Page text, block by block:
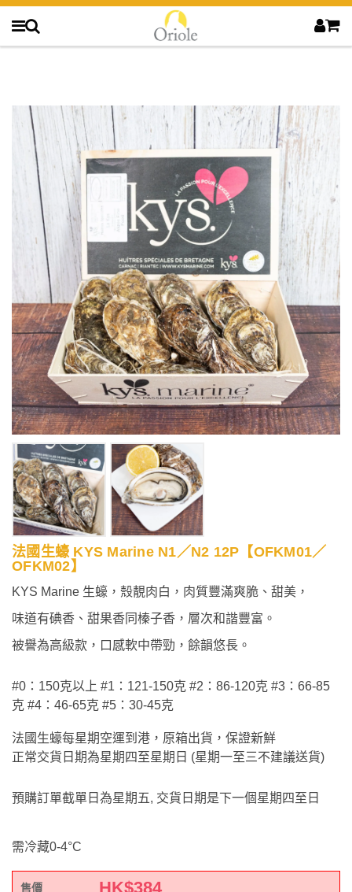
法國生蠔 KYS Marine N1／N2 12P【OFKM01／
OFKM02】
KYS Marine 生蠔，殼靚肉白，肉質豐滿爽脆、甜美，
味道有碘香、甜果香同榛子香，層次和諧豐富。
被譽為高級款，口感軟中帶勁，餘韻悠長。
#0：150克以上 #1：121-150克 #2：86-120克 #3：66-85
克 #4：46-65克 #5：30-45克
法國生蠔每星期空運到港，原箱出貨，保證新鮮
正常交貨日期為星期四至星期日 (星期一至三不建議送貨)
預購訂單截單日為星期五, 交貨日期是下一個星期四至日
需冷藏0-4°C
售價 HK$384